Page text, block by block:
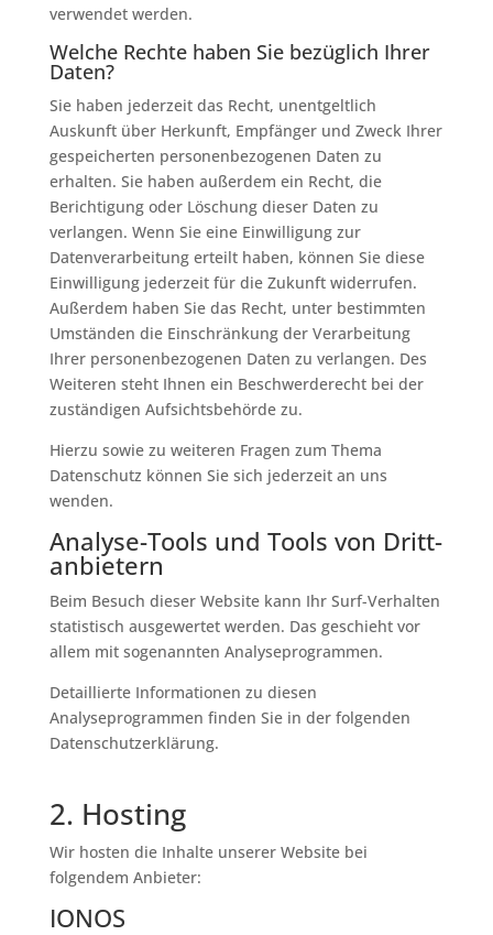
verwendet werden.
Welche Rechte haben Sie bezüglich Ihrer
Daten?
Sie haben jederzeit das Recht, unentgeltlich
Auskunft über Herkunft, Empfänger und Zweck Ihrer
gespeicherten personenbezogenen Daten zu
erhalten. Sie haben außerdem ein Recht, die
Berichtigung oder Löschung dieser Daten zu
verlangen. Wenn Sie eine Einwilligung zur
Datenverarbeitung erteilt haben, können Sie diese
Einwilligung jederzeit für die Zukunft widerrufen.
Außerdem haben Sie das Recht, unter bestimmten
Umständen die Einschränkung der Verarbeitung
Ihrer personenbezogenen Daten zu verlangen. Des
Weiteren steht Ihnen ein Beschwerderecht bei der
zuständigen Aufsichtsbehörde zu.
Hierzu sowie zu weiteren Fragen zum Thema
Datenschutz können Sie sich jederzeit an uns
wenden.
Analyse-Tools und Tools von Dritt­
anbietern
Beim Besuch dieser Website kann Ihr Surf-Verhalten
statistisch ausgewertet werden. Das geschieht vor
allem mit sogenannten Analyseprogrammen.
Detaillierte Informationen zu diesen
Analyseprogrammen finden Sie in der folgenden
Datenschutzerklärung.
2. Hosting
Wir hosten die Inhalte unserer Website bei
folgendem Anbieter:
IONOS